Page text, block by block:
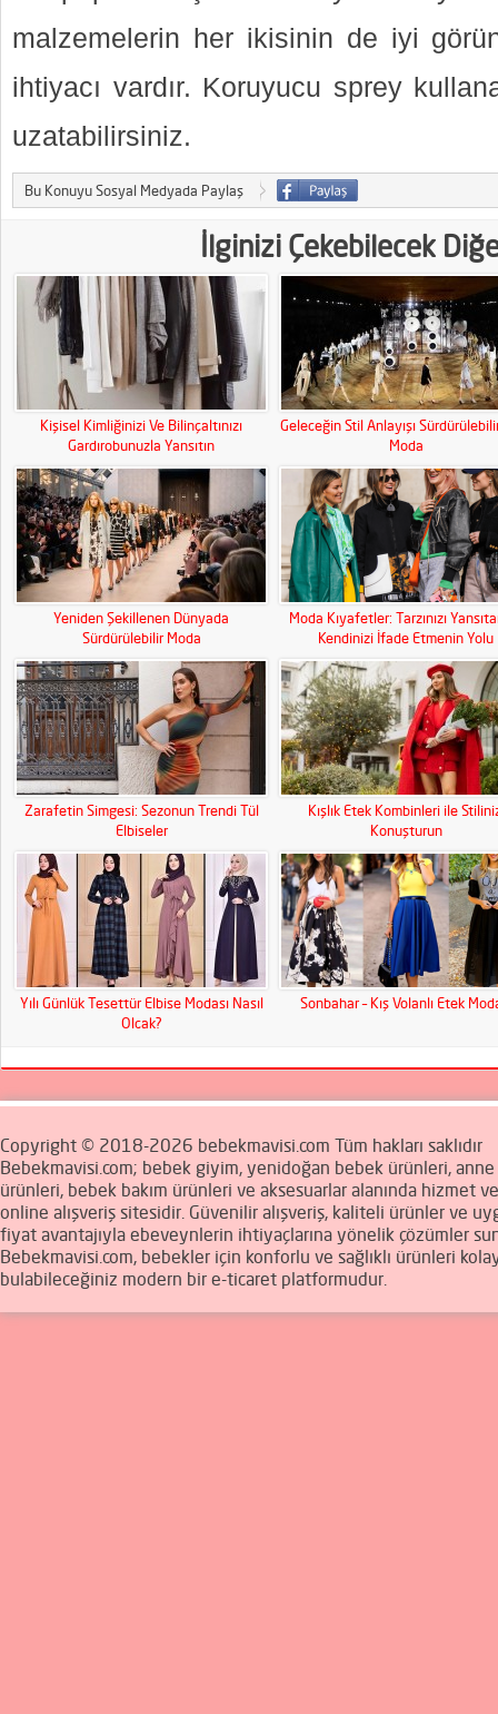
malzemelerin her ikisinin de iyi
ihtiyacı vardır. Koruyucu sprey
uzatabilirsiniz.
Bu Konuyu Sosyal Medyada Paylaş
İlginizi Çekebilecek
Kişisel Kimliğinizi Ve Bilinçaltınızı
Gardırobunuzla Yansıtın
Geleceğin Stil Anlayışı
Moda
Yeniden Şekillenen Dünyada
Sürdürülebilir Moda
Moda Kıyafetler: Tarzınızı
Kendinizi İfade Etmenin Yolu
Zarafetin Simgesi: Sezonun Trendi Tül
Elbiseler
Kışlık Etek Kombinleri ile
Konuşturun
Yılı Günlük Tesettür Elbise Modası Nasıl
Olcak?
Sonbahar – Kış Volanlı Etek
Copyright © 2018-2026 bebekmavisi.com Tüm hakları saklıdır
Bebekmavisi.com; bebek giyim, yenidoğan bebek ürünleri,
ürünleri, bebek bakım ürünleri ve aksesuarlar alanında hizmet
online alışveriş sitesidir. Güvenilir alışveriş, kaliteli ürünler ve
fiyat avantajıyla ebeveynlerin ihtiyaçlarına yönelik çözümler
Bebekmavisi.com, bebekler için konforlu ve sağlıklı ürünleri
bulabileceğiniz modern bir e-ticaret platformudur.